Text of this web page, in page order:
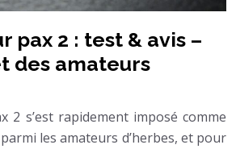
pax 2 : test & avis –
des amateurs
2 s’est rapidement imposé comme
les amateurs d’herbes, et pour